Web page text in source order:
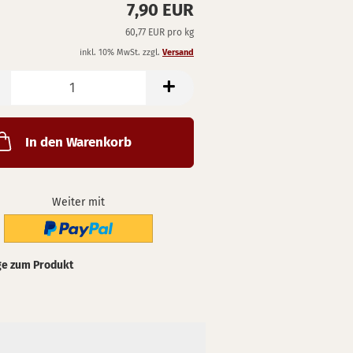
7,90 EUR
60,77 EUR pro kg
inkl. 10% MwSt. zzgl. Versand
In den Warenkorb
Weiter mit
zum Produkt